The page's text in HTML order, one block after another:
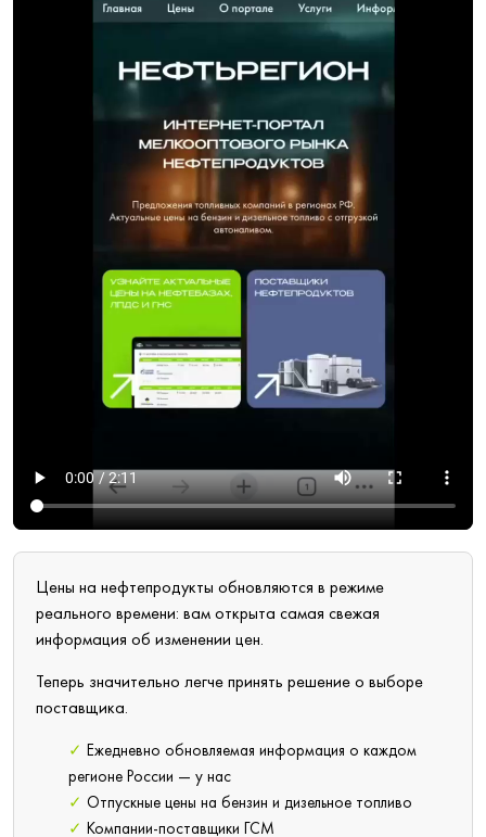
Цены на нефтепродукты обновляются в режиме
реального времени: вам открыта самая свежая
информация об изменении цен.
Теперь значительно легче принять решение о выборе
поставщика.
✓ Ежедневно обновляемая информация о каждом
регионе России — у нас
✓ Отпускные цены на бензин и дизельное топливо
✓ Компании-поставщики ГСМ